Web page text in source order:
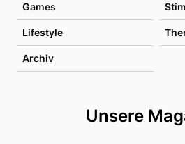
Games
Lifestyle
Archiv
Unsere